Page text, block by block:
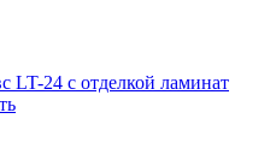
LT-24 с отделкой ламинат